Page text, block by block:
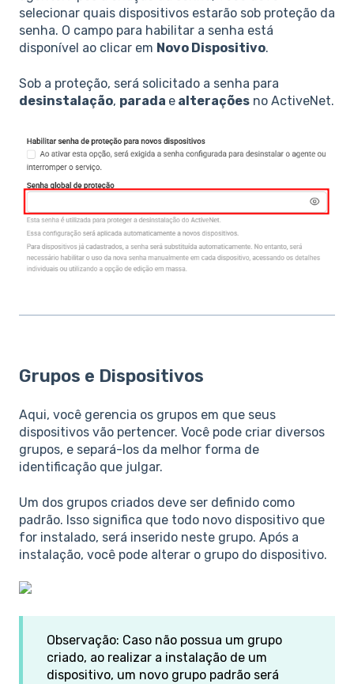
selecionar quais dispositivos estarão sob proteção da
senha. O campo para habilitar a senha está
disponível ao clicar em Novo Dispositivo.
Sob a proteção, será solicitado a senha para
desinstalação, parada e alterações no ActiveNet.
Grupos e Dispositivos
Aqui, você gerencia os grupos em que seus
dispositivos vão pertencer. Você pode criar diversos
grupos, e separá-los da melhor forma de
identificação que julgar.
Um dos grupos criados deve ser definido como
padrão. Isso significa que todo novo dispositivo que
for instalado, será inserido neste grupo. Após a
instalação, você pode alterar o grupo do dispositivo.
Observação: Caso não possua um grupo
criado, ao realizar a instalação de um
dispositivo, um novo grupo padrão será